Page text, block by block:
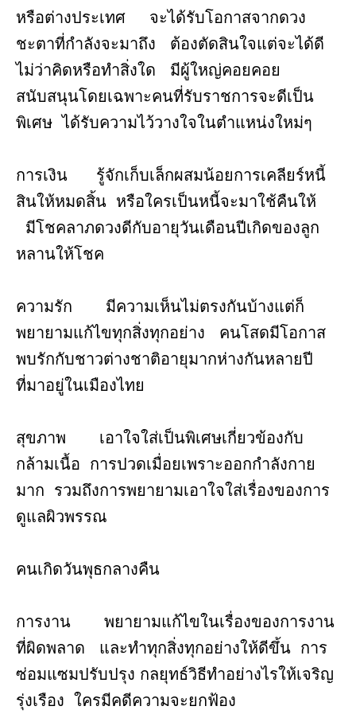
หรือต่างประเทศ จะได้รับโอกาสจากดวง
ชะตาที่กำลังจะมาถึง ต้องตัดสินใจแต่จะได้ดี
ไม่ว่าคิดหรือทำสิ่งใด มีผู้ใหญ่คอยคอย
สนับสนุนโดยเฉพาะคนที่รับราชการจะดีเป็น
พิเศษ ได้รับความไว้วางใจในตำแหน่งใหม่ๆ
การเงิน รู้จักเก็บเล็กผสมน้อยการเคลียร์หนี้
สินให้หมดสิ้น หรือใครเป็นหนี้จะมาใช้คืนให้
มีโชคลาภดวงดีกับอายุวันเดือนปีเกิดของลูก
หลานให้โชค
ความรัก มีความเห็นไม่ตรงกันบ้างแต่ก็
พยายามแก้ไขทุกสิ่งทุกอย่าง คนโสดมีโอกาส
พบรักกับชาวต่างชาติอายุมากห่างกันหลายปี
ที่มาอยู่ในเมืองไทย
สุขภาพ เอาใจใส่เป็นพิเศษเกี่ยวข้องกับ
กล้ามเนื้อ การปวดเมื่อยเพราะออกกำลังกาย
มาก รวมถึงการพยายามเอาใจใส่เรื่องของการ
ดูแลผิวพรรณ
คนเกิดวันพุธกลางคืน
การงาน พยายามแก้ไขในเรื่องของการงาน
ที่ผิดพลาด และทำทุกสิ่งทุกอย่างให้ดีขึ้น การ
ซ่อมแซมปรับปรุง กลยุทธ์วิธีทำอย่างไรให้เจริญ
รุ่งเรือง ใครมีคดีความจะยกฟ้อง